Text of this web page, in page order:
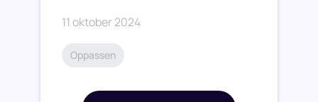
11 oktober 2024
Oppassen